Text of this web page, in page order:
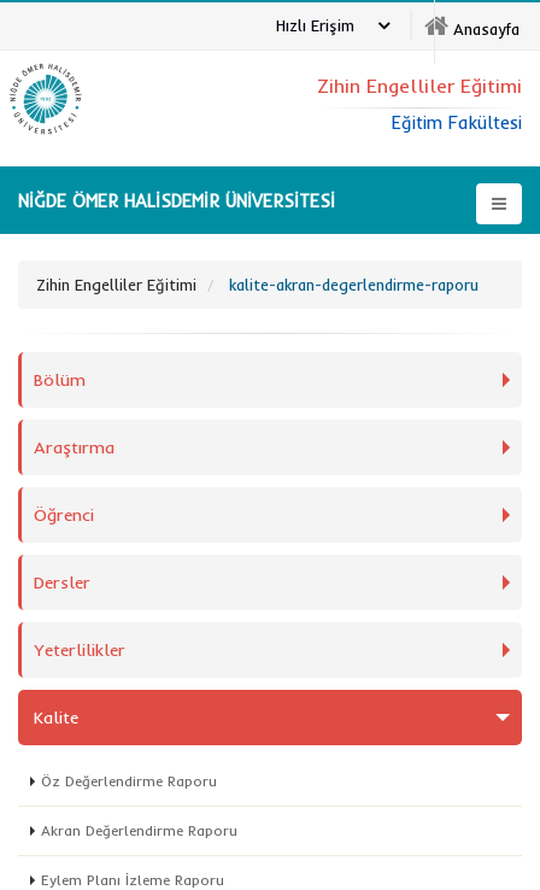
Anasayfa
Hızlı Erişim
NİĞDE ÖMER HALİSDEMİR ÜNİVERSİTESİ
Zihin Engelliler Eğitimi
Eğitim Fakültesi
Zihin Engelliler Eğitimi kalite-akran-degerlendirme-raporu
Bölüm
Araştırma
Öğrenci
Dersler
Yeterlilikler
Kalite
Öz Değerlendirme Raporu
Akran Değerlendirme Raporu
Eylem Planı İzleme Raporu